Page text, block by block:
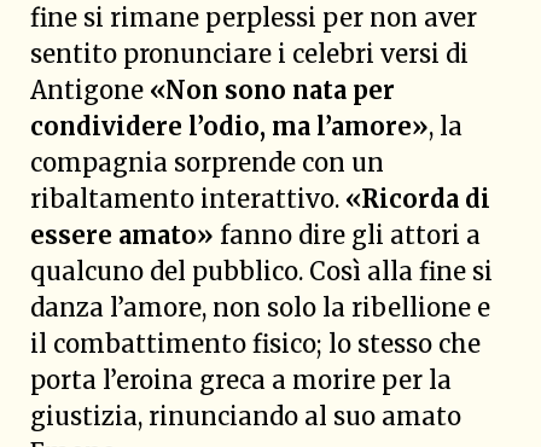
fine si rimane perplessi per non aver
sentito pronunciare i celebri versi di
Antigone «Non sono nata per
condividere l’odio, ma l’amore», la
compagnia sorprende con un
ribaltamento interattivo. «Ricorda di
essere amato» fanno dire gli attori a
qualcuno del pubblico. Così alla fine si
danza l’amore, non solo la ribellione e
il combattimento fisico; lo stesso che
porta l’eroina greca a morire per la
giustizia, rinunciando al suo amato